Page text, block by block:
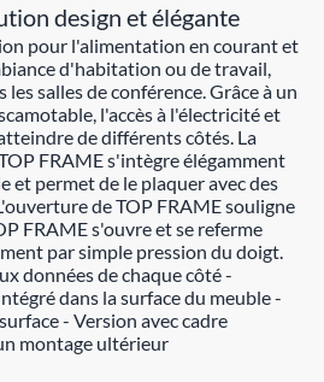
design et élégante
pour l'alimentation en courant et
d'habitation ou de travail,
salles de conférence. Grâce à un
l'accès à l'électricité et
de différents côtés. La
FRAME s'intègre élégamment
et permet de le plaquer avec des
de TOP FRAME souligne
FRAME s'ouvre et se referme
par simple pression du doigt.
données de chaque côté -
dans la surface du meuble -
- Version avec cadre
montage ultérieur